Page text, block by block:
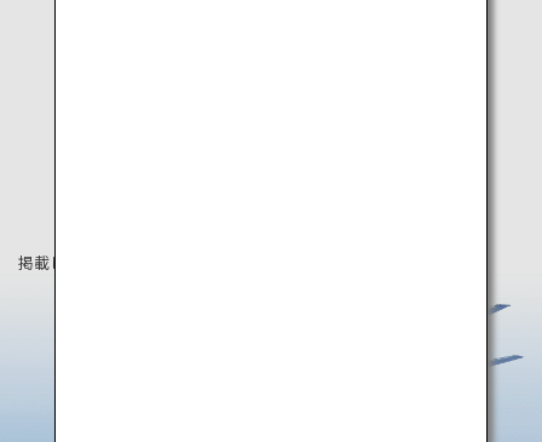
掲載している情報は2019年4月時点の情報です。